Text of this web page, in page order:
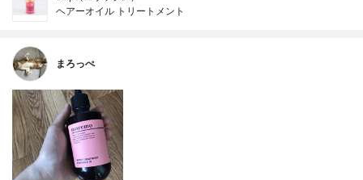
ヘアーオイル トリートメント
まろっぺ